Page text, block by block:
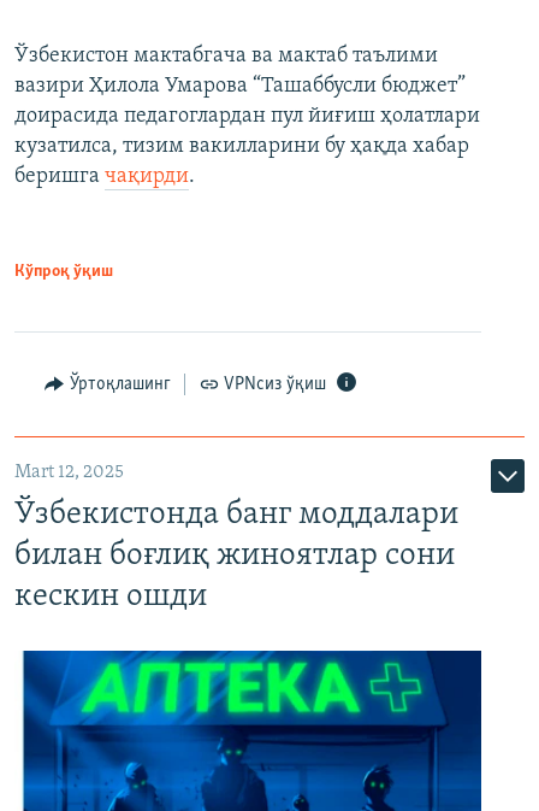
Ўзбекистон мактабгача ва мактаб таълими
вазири Ҳилола Умарова “Ташаббусли бюджет”
доирасида педагоглардан пул йиғиш ҳолатлари
кузатилса, тизим вакилларини бу ҳақда хабар
беришга чақирди.
Кўпроқ ўқиш
Ўртоқлашинг VPNсиз ўқиш
Mart 12, 2025
Ўзбекистонда банг моддалари
билан боғлиқ жиноятлар сони
кескин ошди